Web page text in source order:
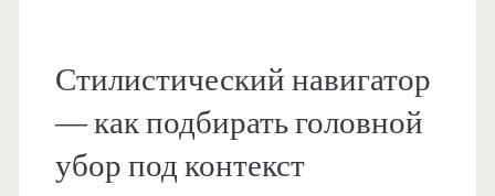
Стилистический навигатор
— как подбирать головной
убор под контекст